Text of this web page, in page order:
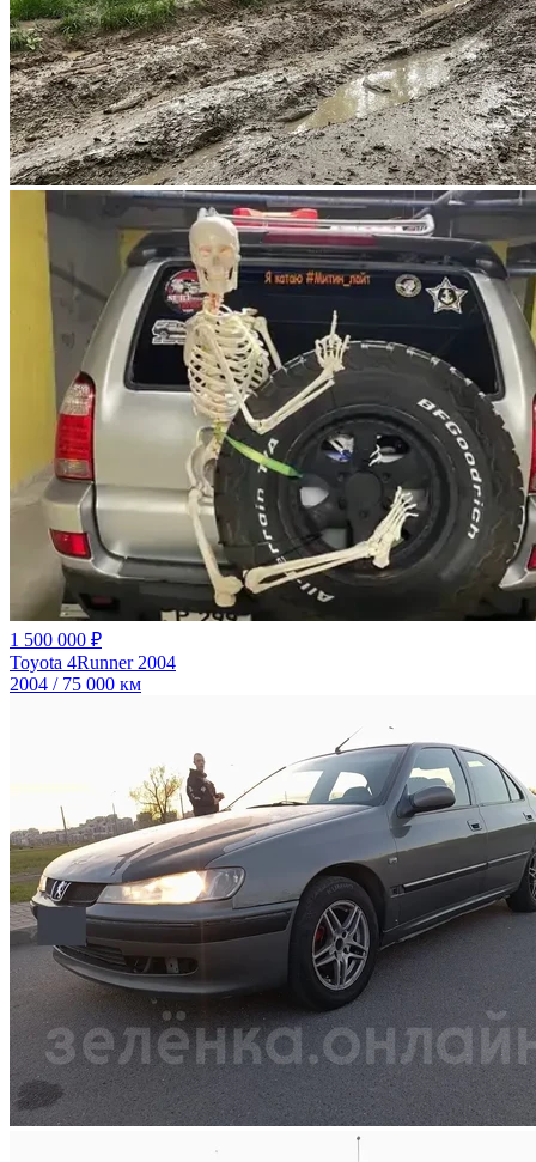
1 500 000 ₽
Toyota 4Runner 2004
2004 / 75 000 км